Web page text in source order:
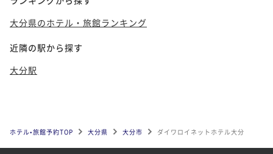
大分県のホテル・旅館ランキング
近隣の駅から探す
大分駅
ホテル•旅館予約TOP 大分県 大分市 ダイワロイネットホテル大分